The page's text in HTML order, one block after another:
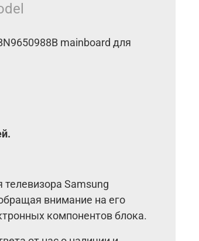
mainboard для
телевизора Samsung
внимание на его
компонентов блока.